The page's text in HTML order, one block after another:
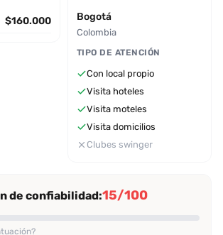
$160.000
Bogotá
Colombia
TIPO DE ATENCIÓN
Con local propio
Visita hoteles
Visita moteles
Visita domicilios
Clubes swinger
de confiabilidad:15/100